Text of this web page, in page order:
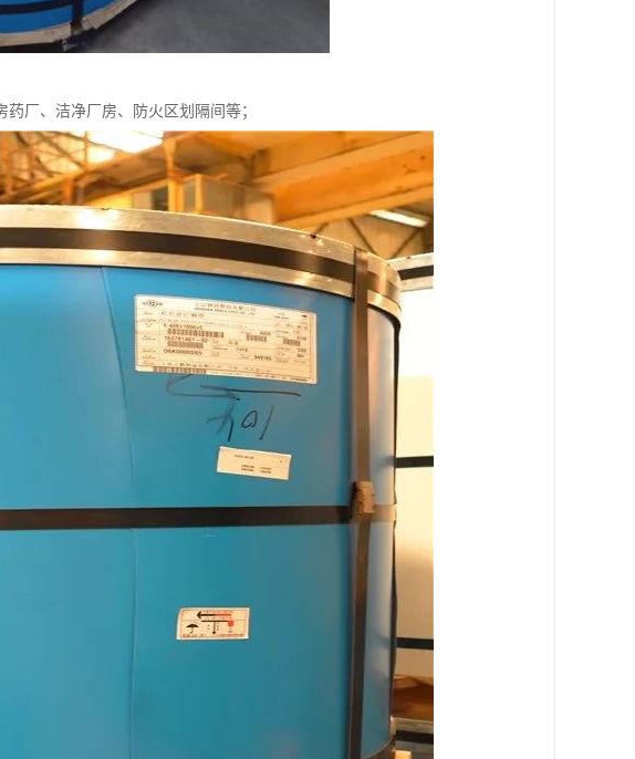
厂、洁净厂房、防火区划隔间等；